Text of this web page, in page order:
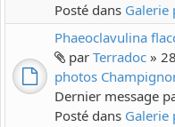
Posté dans Galerie
Phaeoclavulina
par Terradoc »
photos
Dernier message
Posté dans Galerie